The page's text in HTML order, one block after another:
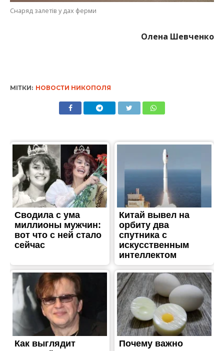
Снаряд залетів у дах ферми
Олена Шевченко
МІТКИ: НОВОСТИ НИКОПОЛЯ